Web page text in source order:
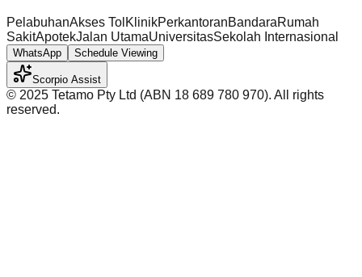
PelabuhanAkses Tol KlinikPerkantoranBandaraRumah
SakitApotekJalan UtamaUniversitasSekolah Internasional
WhatsApp Schedule Viewing
Scorpio Assist
©️ 2025 Tetamo Pty Ltd (ABN 18 689 780 970). All rights
reserved.